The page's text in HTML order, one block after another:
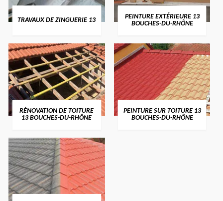
TRAVAUX DE ZINGUERIE 13
PEINTURE EXTÉRIEURE 13
BOUCHES-DU-RHÔNE
RÉNOVATION DE TOITURE
13 BOUCHES-DU-RHÔNE
PEINTURE SUR TOITURE 13
BOUCHES-DU-RHÔNE